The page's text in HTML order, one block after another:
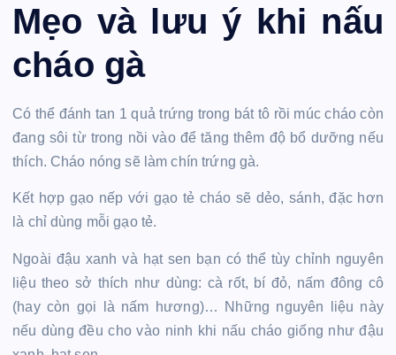
Mẹo và lưu ý khi nấu
cháo gà
Có thể đánh tan 1 quả trứng trong bát tô rồi múc cháo còn
đang sôi từ trong nồi vào để tăng thêm độ bổ dưỡng nếu
thích. Cháo nóng sẽ làm chín trứng gà.
Kết hợp gạo nếp với gạo tẻ cháo sẽ dẻo, sánh, đặc hơn
là chỉ dùng mỗi gạo tẻ.
Ngoài đậu xanh và hạt sen bạn có thể tùy chỉnh nguyên
liệu theo sở thích như dùng: cà rốt, bí đỏ, nấm đông cô
(hay còn gọi là nấm hương)… Những nguyên liệu này
nếu dùng đều cho vào ninh khi nấu cháo giống như đậu